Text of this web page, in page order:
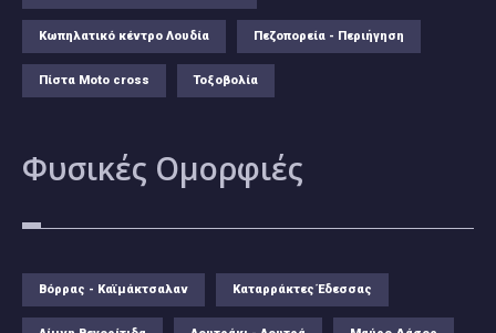
Κωπηλατικό κέντρο Λουδία Πεζοπορεία - Περιήγηση
Πίστα Moto cross Τοξοβολία
Φυσικές Ομορφιές
Βόρρας - Καϊμάκτσαλαν Καταρράκτες Έδεσσας